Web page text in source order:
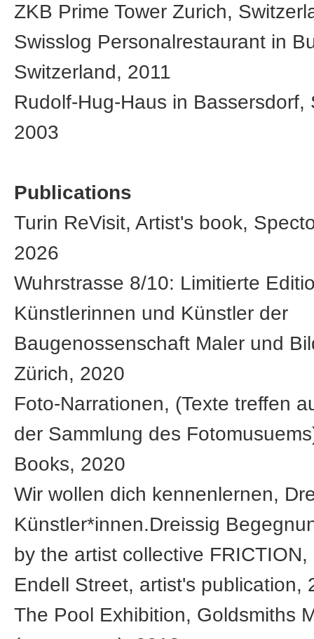
ZKB Prime Tower Zurich,
Swisslog Personalrestaurant in
Switzerland, 2011
Rudolf-Hug-Haus in Bassersdorf,
2003
Publications
Turin ReVisit, Artist's book,
2026
Wuhrstrasse 8/10: Limitierte
Künstlerinnen und Künstler der
Baugenossenschaft Maler und
Zürich, 2020
Foto-Narrationen, (Texte treffen
der Sammlung des
Books, 2020
Wir wollen dich kennenlernen,
Künstler*innen.Dreissig
by the artist collective FRICTION,
Endell Street, artist's publication,
The Pool Exhibition, Goldsmiths